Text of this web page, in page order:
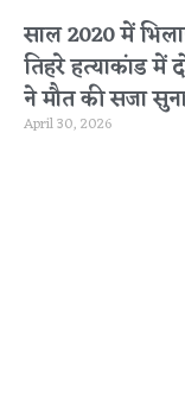
साल 2020 में
तिहरे हत्याकांड में
ने मौत की सजा
April 30, 2026